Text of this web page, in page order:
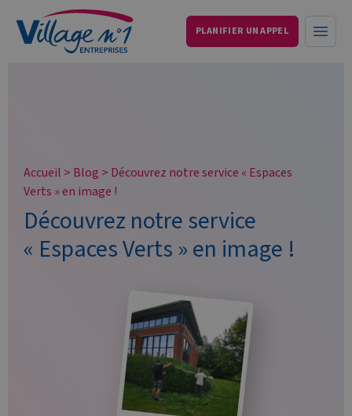
Services aux entreprises et particuliersPLANIFIER UN APPEL
Accueil > Blog > Découvrez notre service « Espaces
Verts » en image !
Découvrez notre service
« Espaces Verts » en image !